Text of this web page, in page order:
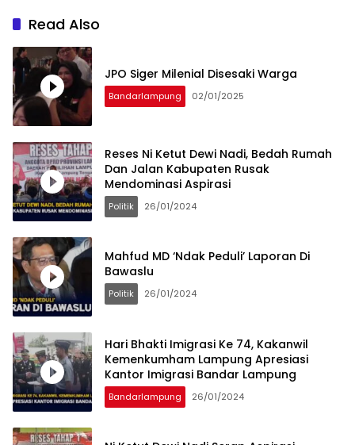
Read Also
JPO Siger Milenial Disesaki Warga
Bandarlampung 02/01/2025
Reses Ni Ketut Dewi Nadi, Bedah Rumah
Dan Jalan Kabupaten Rusak
Mendominasi Aspirasi
Politik 26/01/2024
Mahfud MD ‘Ndak Peduli’ Laporan Di
Bawaslu
Politik 26/01/2024
Hari Bhakti Imigrasi Ke 74, Kakanwil
Kemenkumham Lampung Apresiasi
Kantor Imigrasi Bandar Lampung
Bandarlampung 26/01/2024